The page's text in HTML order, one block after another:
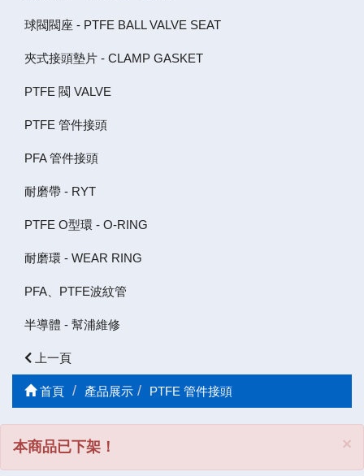
球閥閥座 - PTFE BALL VALVE SEAT
夾式接頭墊片 - CLAMP GASKET
PTFE 閥 VALVE
PTFE 管件接頭
PFA 管件接頭
耐磨帶 - RYT
PTFE O型環 - O-RING
耐磨環 - WEAR RING
PFA、PTFE波紋管
半導體 - 幫浦維修
上一頁
首頁 產品展示 PTFE 管件接頭
×
本商品已下架！